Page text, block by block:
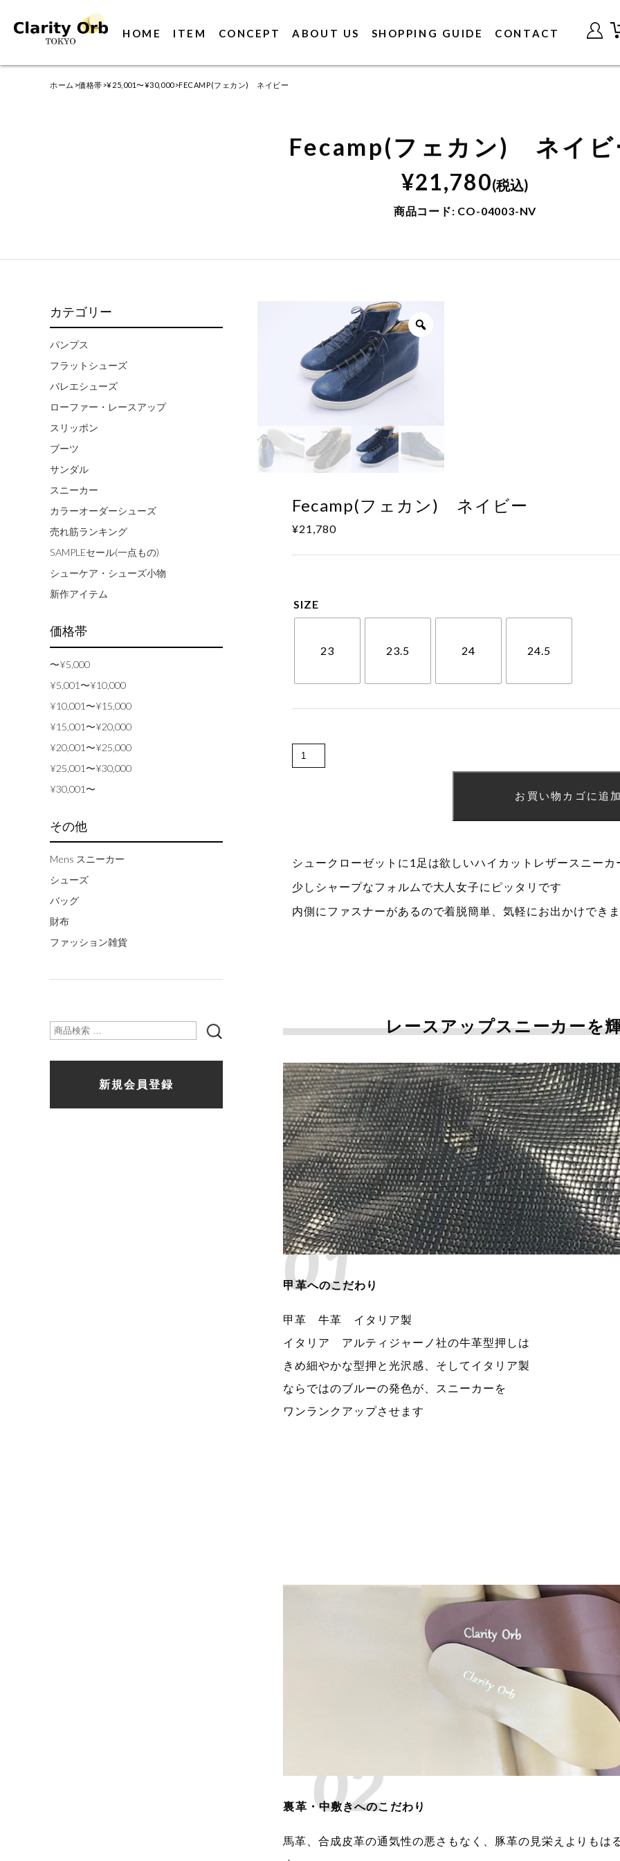
HOME ITEM CONCEPT ABOUT US SHOPPING GUIDE CONTACT
ホーム >価格帯>¥25,001〜¥30,000>FECAMP(フェカン) ネイビー
Fecamp(フェカン) ネイビ
¥21,780(税込)
商品コード: CO-04003-NV
カテゴリー
パンプス
フラットシューズ
バレエシューズ
ローファー・レースアップ
スリッポン
ブーツ
サンダル
スニーカー
カラーオーダーシューズ
売れ筋ランキング
SAMPLEセール(一点もの)
シューケア・シューズ小物
新作アイテム
価格帯
〜¥5,000
¥5,001〜¥10,000
¥10,001〜¥15,000
¥15,001〜¥20,000
¥20,001〜¥25,000
¥25,001〜¥30,000
¥30,001〜
その他
Mens スニーカー
シューズ
バッグ
財布
ファッション雑貨
新規会員登録
Fecamp(フェカン) ネイビー
¥21,780
SIZE
23 23.5 24 24.5
カ
お買い物カゴに追加
シュークローゼットに1足は欲しいハイカットレザースニーカ
少しシャープなフォルムで大人女子にピッタリです
内側にファスナーがあるので着脱簡単、気軽にお出かけでき
レースアップスニーカーを
01
甲革へのこだわり
甲革 牛革 イタリア製
イタリア アルティジャーノ社の牛革型押しは
きめ細やかな型押と光沢感、そしてイタリア製
ならではのブルーの発色が、スニーカーを
ワンランクアップさせます
02
裏革・中敷きへのこだわり
馬革、合成皮革の通気性の悪さもなく、豚革の見栄えよりもは